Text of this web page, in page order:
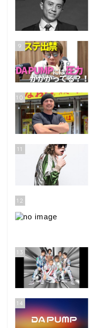
9
10
11
12
13
14